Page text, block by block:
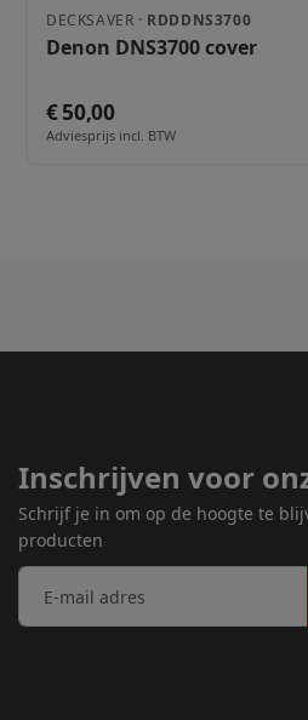
DECKSAVER · RDDDNS3700
Denon DNS3700 cover
€ 50,00
Adviesprijs incl. BTW
Inschrijven voor
Schrijf je in om op de hoogte te
producten